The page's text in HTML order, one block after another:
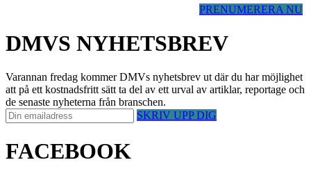
PRENUMERERA NU
DMVS NYHETSBREV
Varannan fredag kommer DMVs nyhetsbrev ut där du har möjlighet
att på ett kostnadsfritt sätt ta del av ett urval av artiklar, reportage och
de senaste nyheterna från branschen.
SKRIV UPP DIG
FACEBOOK